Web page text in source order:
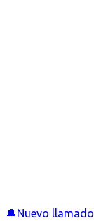
🔔Nuevo